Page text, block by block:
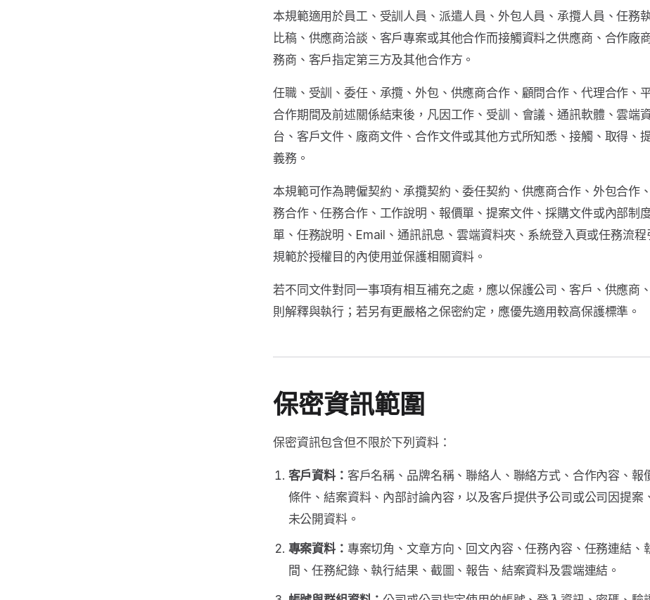
本規範適用於員工、受訓人員、派遣人員、外包人員、承攬人員、任務
比稿、供應商洽談、客戶專案或其他合作而接觸資料之供應商、合作廠
務商、客戶指定第三方及其他合作方。
任職、受訓、委任、承攬、外包、供應商合作、顧問合作、代理合作、
合作期間及前述關係結束後，凡因工作、受訓、會議、通訊軟體、雲端
台、客戶文件、廠商文件、合作文件或其他方式所知悉、接觸、取得、
義務。
本規範可作為聘僱契約、承攬契約、委任契約、供應商合作、外包合作
務合作、任務合作、工作說明、報價單、提案文件、採購文件或內部制
單、任務說明、Email、通訊訊息、雲端資料夾、系統登入頁或任務流
規範於授權目的內使用並保護相關資料。
若不同文件對同一事項有相互補充之處，應以保護公司、客戶、供應商
則解釋與執行；若另有更嚴格之保密約定，應優先適用較高保護標準。
保密資訊範圍
保密資訊包含但不限於下列資料：
客戶資料： 客戶名稱、品牌名稱、聯絡人、聯絡方式、合作內容、報
條件、結案資料、內部討論內容，以及客戶提供予公司或公司因提案
未公開資料。
專案資料： 專案切角、文章方向、回文內容、任務內容、任務連結、
間、任務紀錄、執行結果、截圖、報告、結案資料及雲端連結。